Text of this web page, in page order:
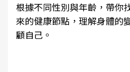
根據不同性別與年齡，帶你
來的健康節點，理解身體的
顧自己。